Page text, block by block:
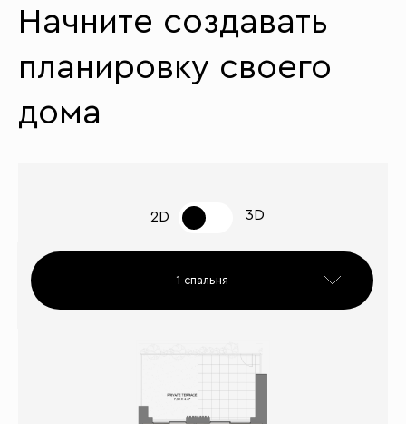
Начните создавать
планировку своего
дома
2D 3D
1 спальня